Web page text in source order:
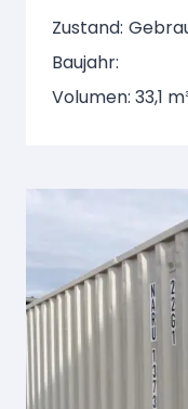
Zustand:
Baujahr:
Volumen: 33,1